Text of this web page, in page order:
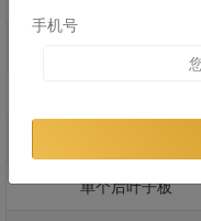
单个后叶子板
手机号